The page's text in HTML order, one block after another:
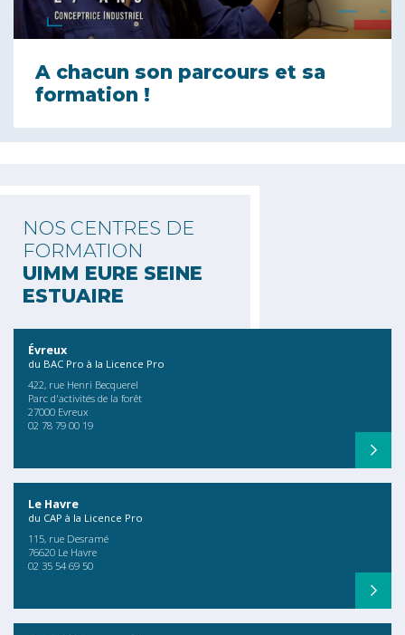
A chacun son parcours et sa
formation !
NOS CENTRES DE
FORMATION
UIMM EURE SEINE
ESTUAIRE
Évreux
du BAC Pro à la Licence Pro
422, rue Henri Becquerel
Parc d'activités de la forêt
27000 Evreux
02 78 79 00 19
Le Havre
du CAP à la Licence Pro
115, rue Desramé
76620 Le Havre
02 35 54 69 50